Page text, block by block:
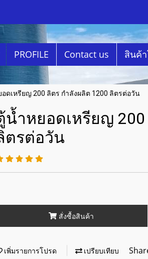
PROFILE Contact us สินค้
ดเหรียญ 200 ลิตร กำลังผลิต 1200 ลิตรต่อวัน
น้ำหยอดเหรียญ
ตรต่อวัน
สั่งซื้อสินค้า
เพิ่มรายการโปรด เปรียบเทียบ